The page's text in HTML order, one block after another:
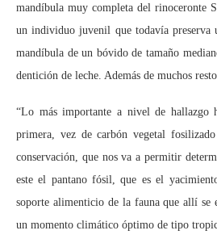
mandíbula muy completa del rinoceronte
un individuo juvenil que todavía preserva
mandíbula de un bóvido de tamaño
dentición de leche. Además de muchos
“Lo más importante a nivel de hallazgo
primera, vez de carbón vegetal
conservación, que nos va a permitir
este el pantano fósil, que es el
soporte alimenticio de la fauna que allí se
un momento climático óptimo de tipo